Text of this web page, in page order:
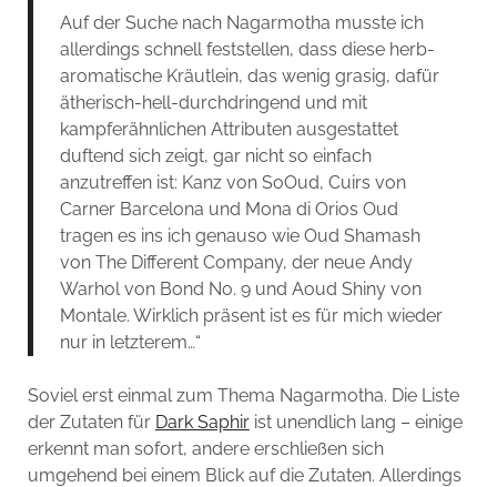
Auf der Suche nach Nagarmotha musste ich
allerdings schnell feststellen, dass diese herb-
aromatische Kräutlein, das wenig grasig, dafür
ätherisch-hell-durchdringend und mit
kampferähnlichen Attributen ausgestattet
duftend sich zeigt, gar nicht so einfach
anzutreffen ist: Kanz von SoOud, Cuirs von
Carner Barcelona und Mona di Orios Oud
tragen es ins ich genauso wie Oud Shamash
von The Different Company, der neue Andy
Warhol von Bond No. 9 und Aoud Shiny von
Montale. Wirklich präsent ist es für mich wieder
nur in letzterem…“
Soviel erst einmal zum Thema Nagarmotha. Die Liste
der Zutaten für Dark Saphirist unendlich lang – einige
erkennt man sofort, andere erschließen sich
umgehend bei einem Blick auf die Zutaten. Allerdings